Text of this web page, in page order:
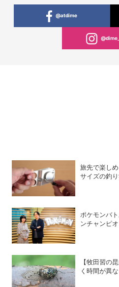
@atdime
旅先で楽し
サイズの釣
ポケモンバ
ンチャンピ
【牧田習の
く時間が異